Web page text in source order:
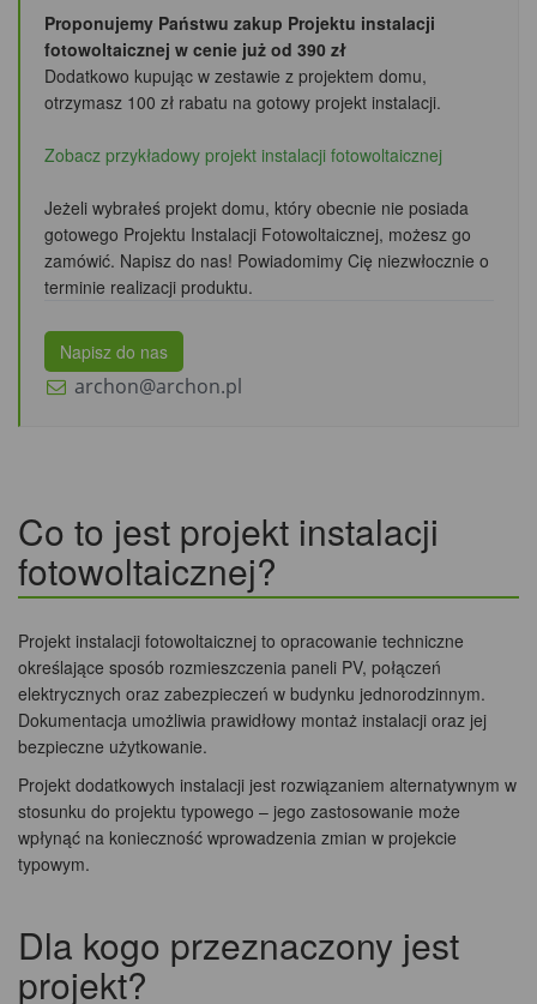
Proponujemy Państwu zakup Projektu instalacji
fotowoltaicznej w cenie już od 390 zł
Dodatkowo kupując w zestawie z projektem domu,
otrzymasz 100 zł rabatu na gotowy projekt instalacji.
Zobacz przykładowy projekt instalacji fotowoltaicznej
Jeżeli wybrałeś projekt domu, który obecnie nie posiada
gotowego Projektu Instalacji Fotowoltaicznej, możesz go
zamówić. Napisz do nas! Powiadomimy Cię niezwłocznie o
terminie realizacji produktu.
Napisz do nas
archon@archon.pl
Co to jest projekt instalacji
fotowoltaicznej?
Projekt instalacji fotowoltaicznej to opracowanie techniczne
określające sposób rozmieszczenia paneli PV, połączeń
elektrycznych oraz zabezpieczeń w budynku jednorodzinnym.
Dokumentacja umożliwia prawidłowy montaż instalacji oraz jej
bezpieczne użytkowanie.
Projekt dodatkowych instalacji jest rozwiązaniem alternatywnym w
stosunku do projektu typowego – jego zastosowanie może
wpłynąć na konieczność wprowadzenia zmian w projekcie
typowym.
Dla kogo przeznaczony jest
projekt?